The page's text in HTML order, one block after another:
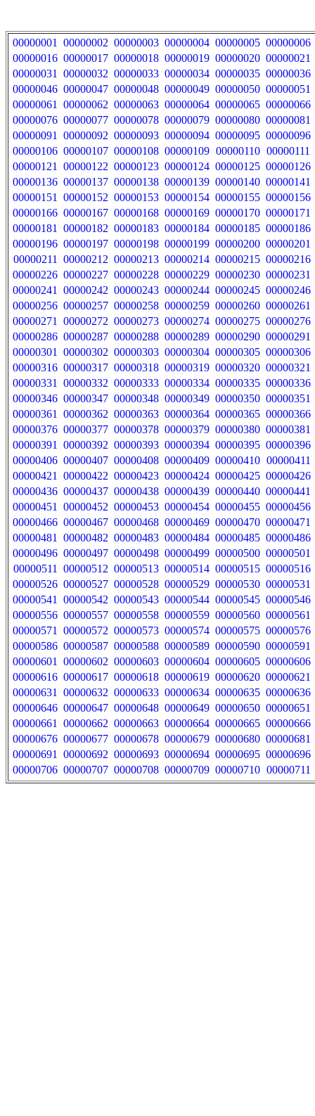
00000001 00000002 00000003 00000004 00000005 00000006
00000016 00000017 00000018 00000019 00000020 00000021
00000031
00000032 00000033 00000034 00000035 00000036
00000046 00000047 00000048 00000049 00000050 00000051
00000061
00000062 00000063 00000064 00000065 00000066
00000076 00000077 00000078 00000079 00000080 00000081
00000091
00000092 00000093 00000094 00000095 00000096
00000106 00000107 00000108 00000109 00000110 00000111
00000121
00000122 00000123 00000124 00000125 00000126
00000136 00000137 00000138 00000139 00000140 00000141
00000151
00000152 00000153 00000154 00000155 00000156
00000166 00000167 00000168 00000169 00000170 00000171
00000181
00000182 00000183 00000184 00000185 00000186
00000196 00000197 00000198 00000199 00000200 00000201
00000211
00000212 00000213 00000214 00000215 00000216
00000226 00000227 00000228 00000229 00000230 00000231
00000241
00000242 00000243 00000244 00000245 00000246
00000256 00000257 00000258 00000259 00000260 00000261
00000271
00000272 00000273 00000274 00000275 00000276
00000286 00000287 00000288 00000289 00000290 00000291
00000301
00000302 00000303 00000304 00000305 00000306
00000316 00000317 00000318 00000319 00000320 00000321
00000331
00000332 00000333 00000334 00000335 00000336
00000346 00000347 00000348 00000349 00000350 00000351
00000361
00000362 00000363 00000364 00000365 00000366
00000376 00000377 00000378 00000379 00000380 00000381
00000391
00000392 00000393 00000394 00000395 00000396
00000406 00000407 00000408 00000409 00000410 00000411
00000421
00000422 00000423 00000424 00000425 00000426
00000436 00000437 00000438 00000439 00000440 00000441
00000451
00000452 00000453 00000454 00000455 00000456
00000466 00000467 00000468 00000469 00000470 00000471
00000481
00000482 00000483 00000484 00000485 00000486
00000496 00000497 00000498 00000499 00000500 00000501
00000511
00000512 00000513 00000514 00000515 00000516
00000526 00000527 00000528 00000529 00000530 00000531
00000541
00000542 00000543 00000544 00000545 00000546
00000556 00000557 00000558 00000559 00000560 00000561
00000571
00000572 00000573 00000574 00000575 00000576
00000586 00000587 00000588 00000589 00000590 00000591
00000601
00000602 00000603 00000604 00000605 00000606
00000616 00000617 00000618 00000619 00000620 00000621
00000631
00000632 00000633 00000634 00000635 00000636
00000646 00000647 00000648 00000649 00000650 00000651
00000661
00000662 00000663 00000664 00000665 00000666
00000676 00000677 00000678 00000679 00000680 00000681
00000691
00000692 00000693 00000694 00000695 00000696
00000706 00000707 00000708 00000709 00000710 00000711